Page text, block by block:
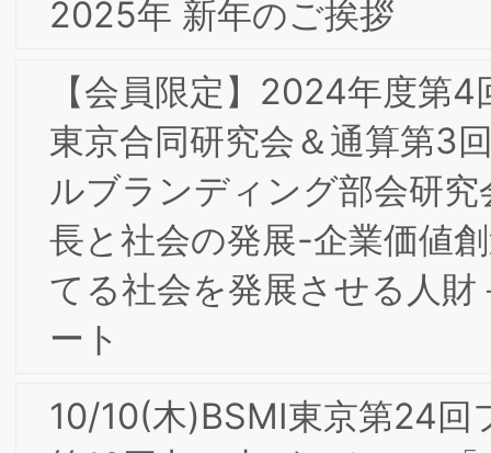
組み」開催レポート
【会員限定】2024年2月第4回東京/大阪
合同部会研究会「ダイレクトマーケティ
ング2023-レスポンスとブランディン
の融合 ～大手食品メーカー、大手アパ
ルの事例から」開催レポート
2/26(月)第8回ＢＳＭＩ東京/大阪合同専
門部会研究会＆第１回（通算第２回）知
的財産部会研究会
事会開催